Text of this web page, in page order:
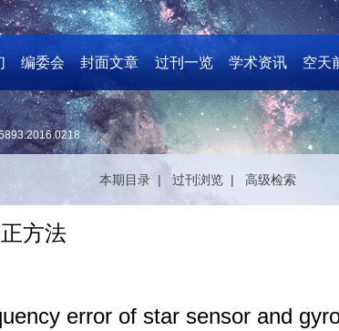
编委会 封面文章 过刊一览 学术资讯 空天
本期目录 | 过刊浏览 | 高级检索
方法
error of star sensor and